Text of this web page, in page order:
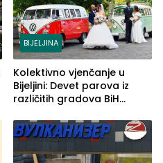
BIJELJINA
Kolektivno vjenčanje u
Bijeljini: Devet parova iz
različitih gradova BiH